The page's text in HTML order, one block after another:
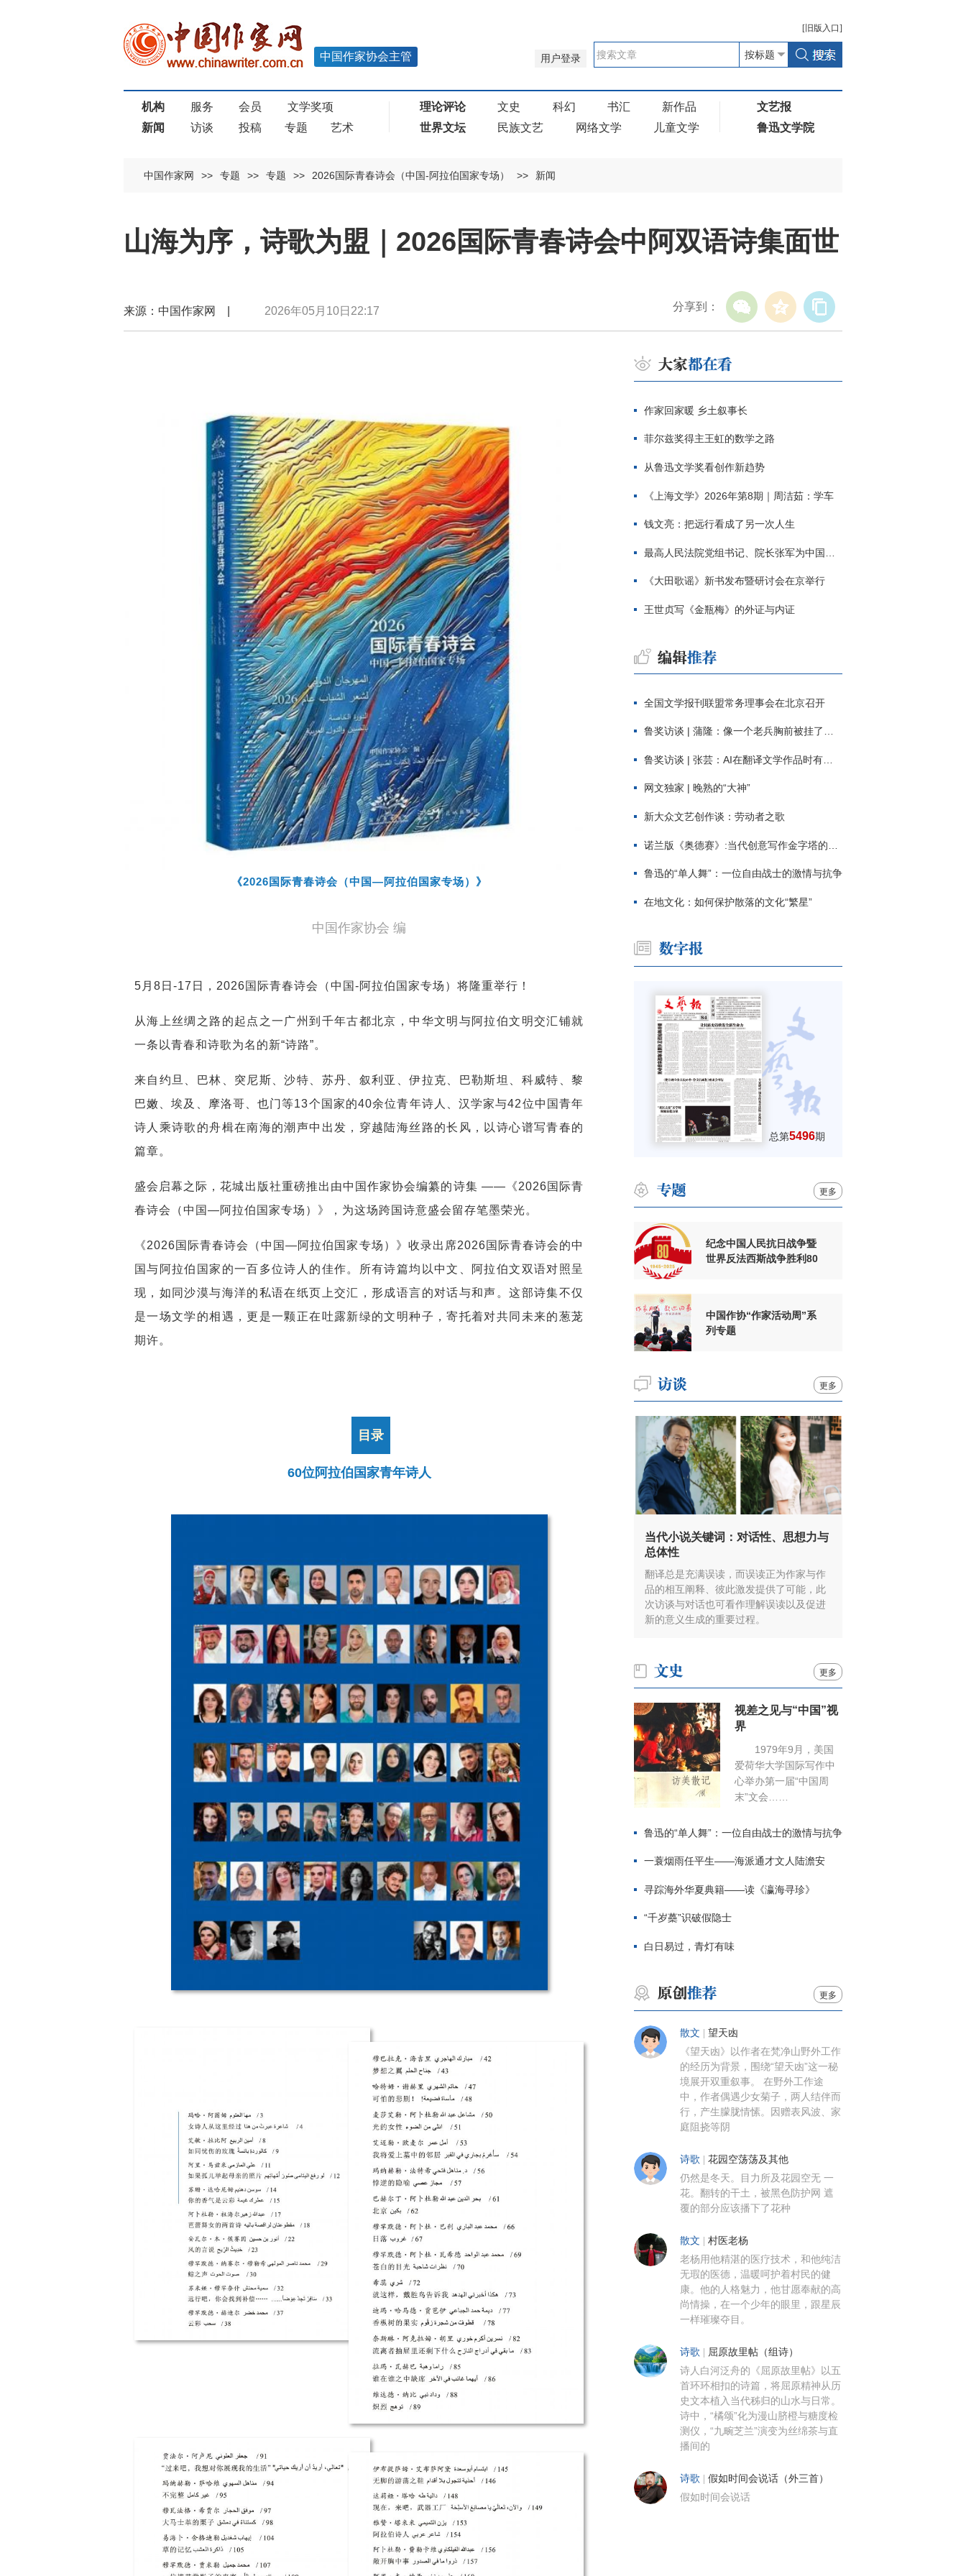
[ 旧版 入口]
用户登录
中国作家协会主管
机构 服务 会员
文学奖项
新闻
访谈 投稿 专题 艺术
理论评论 文史 科幻 书汇
新作品
世界文坛
民族文艺 网络文学 儿童文学
文艺报
鲁迅文学院
中国作家网 >> 专题 >> 专题 >> 2026国际青春诗会（中国-阿拉伯国家专场） >> 新闻
山海为序，诗歌为盟｜2026国际青春诗会中阿双语诗集面世
分享到：
来源：中国作家网 | 2026年05月10日22:17
《2026国际青春诗会（中国—阿拉伯国家专场）》
中国作家协会 编
5月8日-17日，2026国际青春诗会（中国-阿拉伯国家专场）将隆重举行！
从海上丝绸之路的起点之一广州到千年古都北京，中华文明与阿拉伯文明交汇铺就
一条以青春和诗歌为名的新“诗路”。
来自约旦、巴林、突尼斯、沙特、苏丹、叙利亚、伊拉克、巴勒斯坦、科威特、黎
巴嫩、埃及、摩洛哥、也门等13个国家的40余位青年诗人、汉学家与42位中国青年
诗人乘诗歌的舟楫在南海的潮声中出发，穿越陆海丝路的长风，以诗心谱写青春的
篇章。
盛会启幕之际，花城出版社重磅推出由中国作家协会编纂的诗集 ——《2026国际青
春诗会（中国—阿拉伯国家专场）》，为这场跨国诗意盛会留存笔墨荣光。
《2026国际青春诗会（中国—阿拉伯国家专场）》收录出席2026国际青春诗会的中
国与阿拉伯国家的一百多位诗人的佳作。所有诗篇均以中文、阿拉伯文双语对照呈
现，如同沙漠与海洋的私语在纸页上交汇，形成语言的对话与和声。这部诗集不仅
是一场文学的相遇，更是一颗正在吐露新绿的文明种子，寄托着对共同未来的葱茏
期许。
目录
60位阿拉伯国家青年诗人
作家回家暖 乡土叙事长
菲尔兹奖得主王虹的数学之路
从鲁迅文学奖看创作新趋势
《上海文学》2026年第8期｜周洁茹：学车
钱文亮：把远行看成了另一次人生
最高人民法院党组书记、院长张军为中国作协干部大讲堂授课
《大田歌谣》新书发布暨研讨会在京举行
王世贞写《金瓶梅》的外证与内证
全国文学报刊联盟常务理事会在北京召开
鲁奖访谈 | 蒲隆：像一个老兵胸前被挂了一枚“红色英勇勋章”
鲁奖访谈 | 张芸：AI在翻译文学作品时有明显局限
网文独家 | 晚熟的“大神”
新大众文艺创作谈：劳动者之歌
诺兰版《奥德赛》:当代创意写作金字塔的宏伟与平庸
鲁迅的“单人舞”：一位自由战士的激情与抗争
在地文化：如何保护散落的文化“繁星”
总第5496期
更多
纪念中国人民抗日战争暨
世界反法西斯战争胜利80
中国作协“作家活动周”系
列专题
更多
当代小说关键词：对话性、思想力与
总体性
翻译总是充满误读，而误读正为作家与作
品的相互阐释、彼此激发提供了可能，此
次访谈与对话也可看作理解误读以及促进
新的意义生成的重要过程。
更多
视差之见与“中国”视
界
1979年9月，美国
爱荷华大学国际写作中
心举办第一届“中国周
末”文会……
鲁迅的“单人舞”：一位自由战士的激情与抗争
一蓑烟雨任平生——海派通才文人陆澹安
寻踪海外华夏典籍——读《瀛海寻珍》
“千岁蘽”识破假隐士
白日易过，青灯有味
更多
散文 望天凼
《望天凼》以作者在梵净山野外工作
的经历为背景，围绕“望天凼”这一秘
境展开双重叙事。 在野外工作途
中，作者偶遇少女菊子，两人结伴而
行，产生朦胧情愫。因赠表风波、家
庭阻挠等阴
诗歌 花园空荡荡及其他
仍然是冬天。目力所及花园空无 一
花。翻转的干土，被黑色防护网 遮
覆的部分应该播下了花种
散文 村医老杨
老杨用他精湛的医疗技术，和他纯洁
无瑕的医德，温暖呵护着村民的健
康。他的人格魅力，他甘愿奉献的高
尚情操，在一个少年的眼里，跟星辰
一样璀璨夺目。
诗歌 屈原故里帖（组诗）
诗人白河泛舟的《屈原故里帖》以五
首环环相扣的诗篇，将屈原精神从历
史文本植入当代秭归的山水与日常。
诗中，“橘颂”化为漫山脐橙与糖度检
测仪，“九畹芝兰”演变为丝绵茶与直
播间的
诗歌 假如时间会说话（外三首）
假如时间会说话